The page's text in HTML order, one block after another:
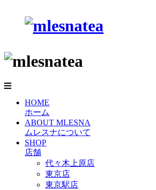
HOME
ホーム
ABOUT MLESNA
ムレスナについて
SHOP
店舗
代々木上原店
東京店
東京駅店